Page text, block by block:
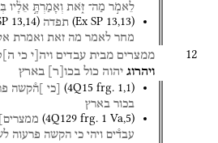
לֵאמֹ֣ר מַה־ זֹּ֑את וְאָמַרְתָּ֣ אֵלָ֔יו
(Ex SP 13,13) תפדה 13,14)
מחר לאמר מה זאת ואמרת
12 ממצרים מבית עבדים ויה[י כי
ויהרוג יהוה כול בכו ר בארץ
(4Q15 frg. 1,1) [כי ]ה֯קשה
בכור בארץ
(4Q129 frg. 1 Va,5) ממצרים]
עבד֯ים ויהי כי הקשה פרעוה